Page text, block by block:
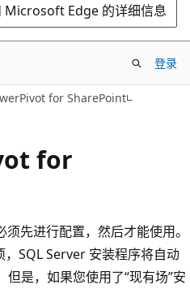
Edge 的详细信息
登录
for SharePoint
for
先进行配置，然后才能使用。
，SQL Server 安装程序将自动
是，如果您使用了“现有场”安